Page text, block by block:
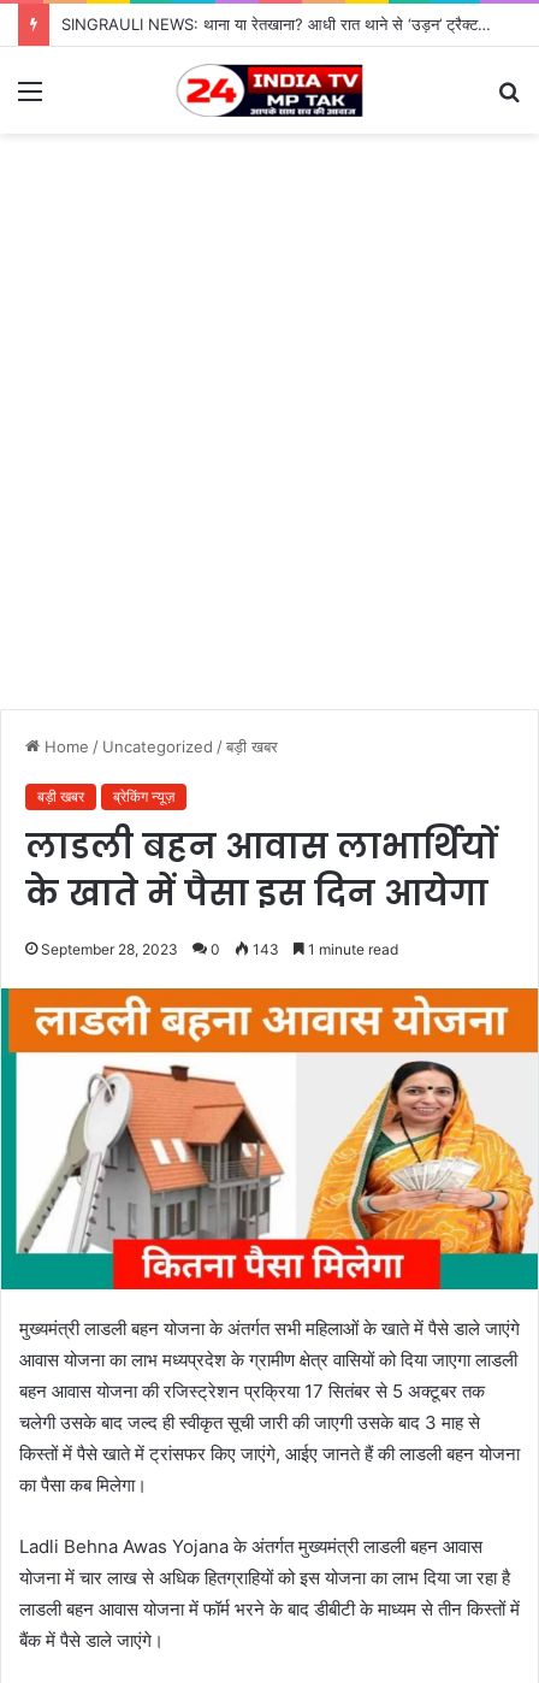
SINGRAULI NEWS: थाना या रेतखाना? आधी रात थाने से ‘उड़न’ ट्रैक्टर, जियावन पुलिस के पहरे में माफिया पास रेत माफिया के आगे नतमस्तक सिस्टम, सुशासन की पोल खोलती जियावन थाने की सनसनीखेज कहानी
Menu
Home / Uncategorized /बड़ी खबर
बड़ी खबर ब्रेकिंग न्यूज़
लाडली बहन आवास लाभार्थियों
के खाते में पैसा इस दिन आयेगा
September 28, 2023 0 143 1 minute read
मुख्यमंत्री लाडली बहन योजना के अंतर्गत सभी महिलाओं के खाते में पैसे डाले जाएंगे
आवास योजना का लाभ मध्यप्रदेश के ग्रामीण क्षेत्र वासियों को दिया जाएगा लाडली
बहन आवास योजना की रजिस्ट्रेशन प्रक्रिया 17 सितंबर से 5 अक्टूबर तक
चलेगी उसके बाद जल्द ही स्वीकृत सूची जारी की जाएगी उसके बाद 3 माह से
किस्तों में पैसे खाते में ट्रांसफर किए जाएंगे, आईए जानते हैं की लाडली बहन योजना
का पैसा कब मिलेगा।
Ladli Behna Awas Yojana के अंतर्गत मुख्यमंत्री लाडली बहन आवास
योजना में चार लाख से अधिक हितग्राहियों को इस योजना का लाभ दिया जा रहा है
लाडली बहन आवास योजना में फॉर्म भरने के बाद डीबीटी के माध्यम से तीन किस्तों में
बैंक में पैसे डाले जाएंगे।